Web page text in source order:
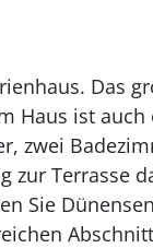
Das
Haus ist
zwei
zur Terrasse
Sie